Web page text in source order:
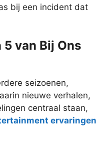
bij een incident dat
5 van Bij Ons
seizoenen,
nieuwe verhalen,
centraal staan,
ervaringen